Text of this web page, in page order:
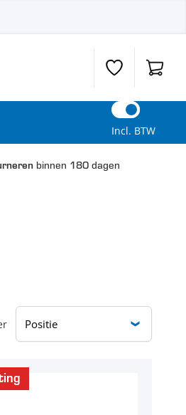
Verlanglijst
Incl. BTW
binnen 180 dagen